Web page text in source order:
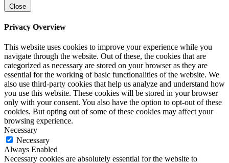
Close
Privacy Overview
This website uses cookies to improve your experience while you
navigate through the website. Out of these, the cookies that are
categorized as necessary are stored on your browser as they are
essential for the working of basic functionalities of the website. We
also use third-party cookies that help us analyze and understand how
you use this website. These cookies will be stored in your browser
only with your consent. You also have the option to opt-out of these
cookies. But opting out of some of these cookies may affect your
browsing experience.
Necessary
Necessary
Always Enabled
Necessary cookies are absolutely essential for the website to